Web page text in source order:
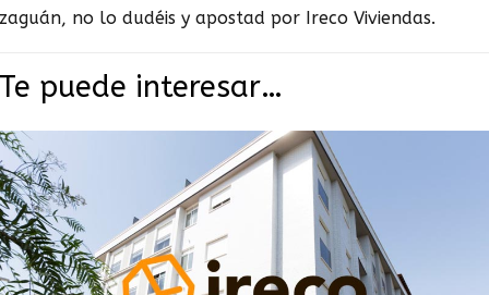
zaguán, no lo dudéis y apostad por Ireco Viviendas.
Te puede interesar…